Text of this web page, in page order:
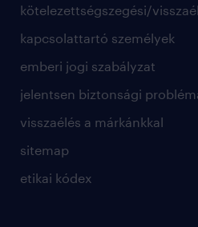
kötelezettségszegési/
kapcsolattartó személyek
emberi jogi szabályzat
jelentsen biztonsági
visszaélés a márkánkkal
sitemap
etikai kódex